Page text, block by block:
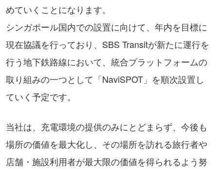
めていくことになります。
シンガポール国内での設置に向けて、年内を目標に
現在協議を行っており、SBS Transitが新たに運行を
行う地下鉄路線において、統合プラットフォームの
取り組みの一つとして「NaviSPOT」を順次設置し
ていく予定です。
当社は、充電環境の提供のみにとどまらず、今後も
場所の価値を最大化し、その場所を訪れる旅行者や
店舗・施設利用者が最大限の価値を得られるよう努